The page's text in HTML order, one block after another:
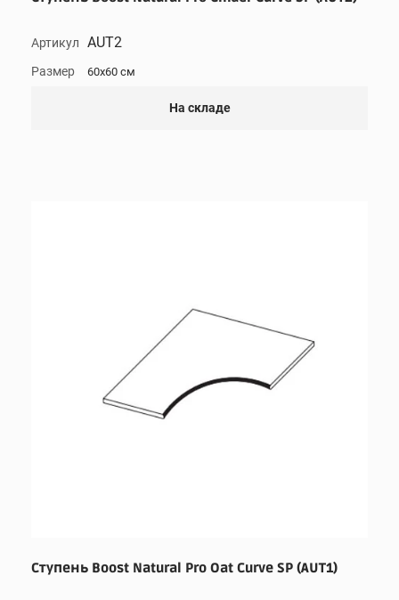
Артикул AUT2
Размер 60x60 см
На складе
Ступень Boost Natural Pro Oat Curve SP (AUT1)